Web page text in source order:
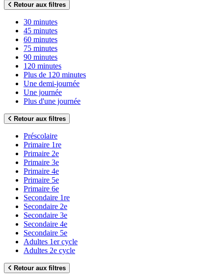
Retour aux filtres
30 minutes
45 minutes
60 minutes
75 minutes
90 minutes
120 minutes
Plus de 120 minutes
Une demi-journée
Une journée
Plus d'une journée
Retour aux filtres
Préscolaire
Primaire 1re
Primaire 2e
Primaire 3e
Primaire 4e
Primaire 5e
Primaire 6e
Secondaire 1re
Secondaire 2e
Secondaire 3e
Secondaire 4e
Secondaire 5e
Adultes 1er cycle
Adultes 2e cycle
Retour aux filtres